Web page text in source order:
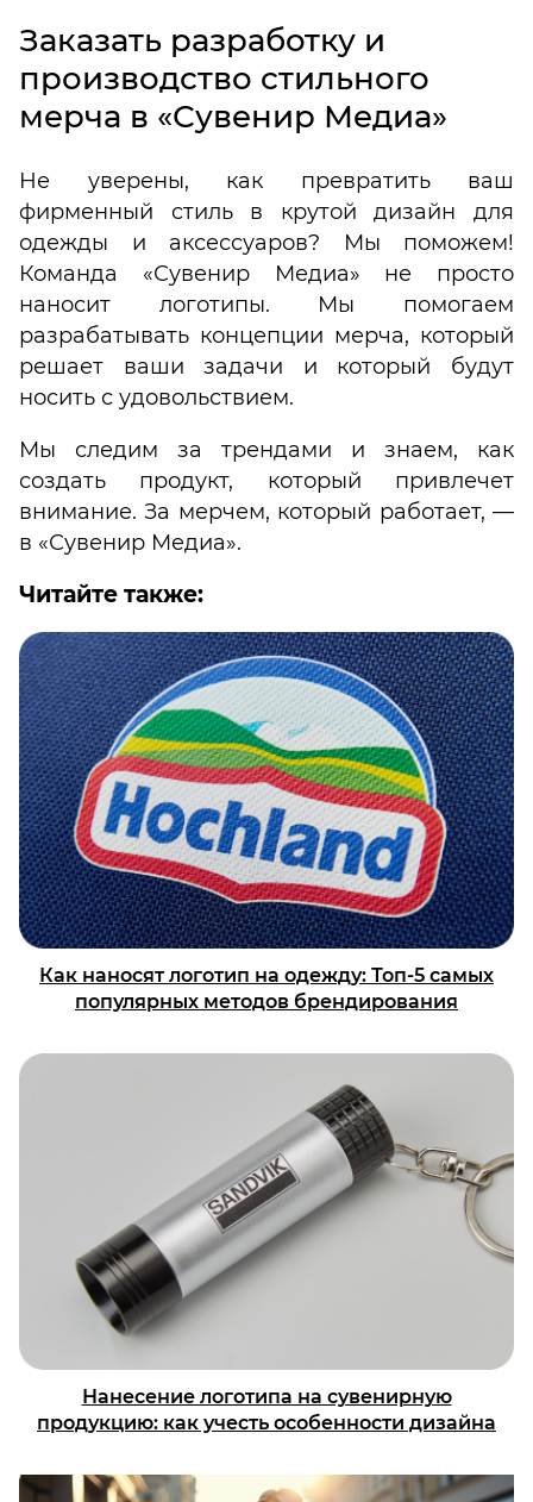
Заказать разработку и
производство стильного
мерча в «Сувенир Медиа»
Не уверены, как превратить ваш
фирменный стиль в крутой дизайн для
одежды и аксессуаров? Мы поможем!
Команда «Сувенир Медиа» не просто
наносит логотипы. Мы помогаем
разрабатывать концепции мерча, который
решает ваши задачи и который будут
носить с удовольствием.
Мы следим за трендами и знаем, как
создать продукт, который привлечет
внимание. За мерчем, который работает, —
в «Сувенир Медиа».
Читайте также:
Как наносят логотип на одежду: Топ-5 самых
популярных методов брендирования
Нанесение логотипа на сувенирную
продукцию: как учесть особенности дизайна